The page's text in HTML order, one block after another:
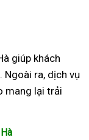
giúp khách
Ngoài ra, dịch vụ
mang lại trải